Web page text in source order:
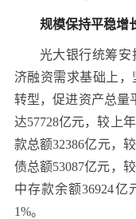
规模保持平稳增
光大银行统筹
济融资需求基础上
转型，促进资产总量
达57728亿元，较上
款总额32386亿元，
债总额53087亿元，
中存款余额36924亿
1%。